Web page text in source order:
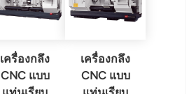
เครื่องกลึง
CNC แบบ
เครื่องกลึง
CNC แบบ